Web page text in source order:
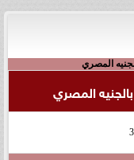
المصري
المصري